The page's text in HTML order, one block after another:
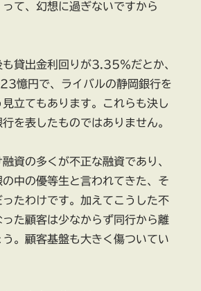
て、幻想に過ぎないですから
貸出金利回りが3.35％だとか、
憶円で、ライバルの静岡銀行を
見立てもあります。これらも決し
を表したものではありません。
資の多くが不正な融資であり、
中の優等生と言われてきた、そ
たわけです。加えてこうした不
た顧客は少なからず同行から離
。顧客基盤も大きく傷ついてい